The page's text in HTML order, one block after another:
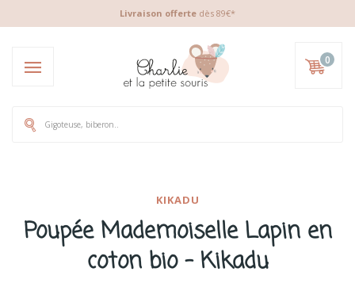
Livraison offerte dès 89€*
0
KIKADU
Poupée Mademoiselle Lapin en
coton bio - Kikadu